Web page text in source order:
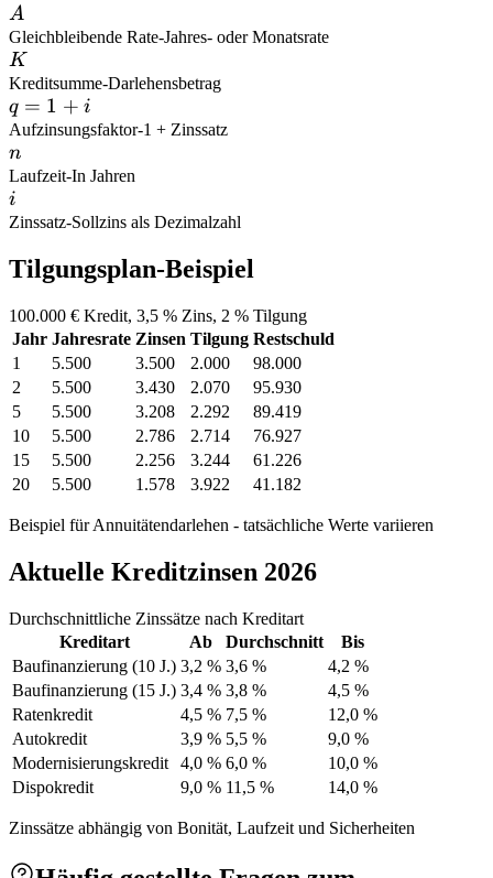
A
A
Gleichbleibende Rate-Jahres- oder Monatsrate
K
K
Kreditsumme-Darlehensbetrag
q
=
1
+
i
q = 1 + i
Aufzinsungsfaktor-1 + Zinssatz
n
n
Laufzeit-In Jahren
i
i
Zinssatz-Sollzins als Dezimalzahl
Tilgungsplan-Beispiel
100.000 € Kredit, 3,5 % Zins, 2 % Tilgung
Jahr Jahresrate Zinsen Tilgung Restschuld
1
5.500 3.500 2.000
98.000
2
5.500 3.430 2.070
95.930
5
5.500 3.208 2.292
89.419
10
5.500 2.786 2.714
76.927
15
5.500 2.256 3.244
61.226
20
5.500 1.578 3.922 41.182
Beispiel für Annuitätendarlehen - tatsächliche Werte variieren
Aktuelle Kreditzinsen 2026
Durchschnittliche Zinssätze nach Kreditart
Kreditart
Ab Durchschnitt
Bis
Baufinanzierung (10 J.) 3,2 % 3,6 %
4,2 %
Baufinanzierung (15 J.) 3,4 % 3,8 %
4,5 %
Ratenkredit
4,5 % 7,5 %
12,0 %
Autokredit
3,9 % 5,5 %
9,0 %
Modernisierungskredit
4,0 % 6,0 %
10,0 %
Dispokredit
9,0 % 11,5 % 14,0 %
Zinssätze abhängig von Bonität, Laufzeit und Sicherheiten